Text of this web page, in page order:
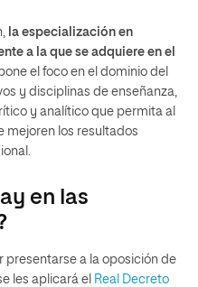
la especialización en
a la que se adquiere en el
el foco en el dominio del
y disciplinas de enseñanza,
y analítico que permita al
mejoren los resultados
en las
presentarse a la oposición de
les aplicará el Real Decreto